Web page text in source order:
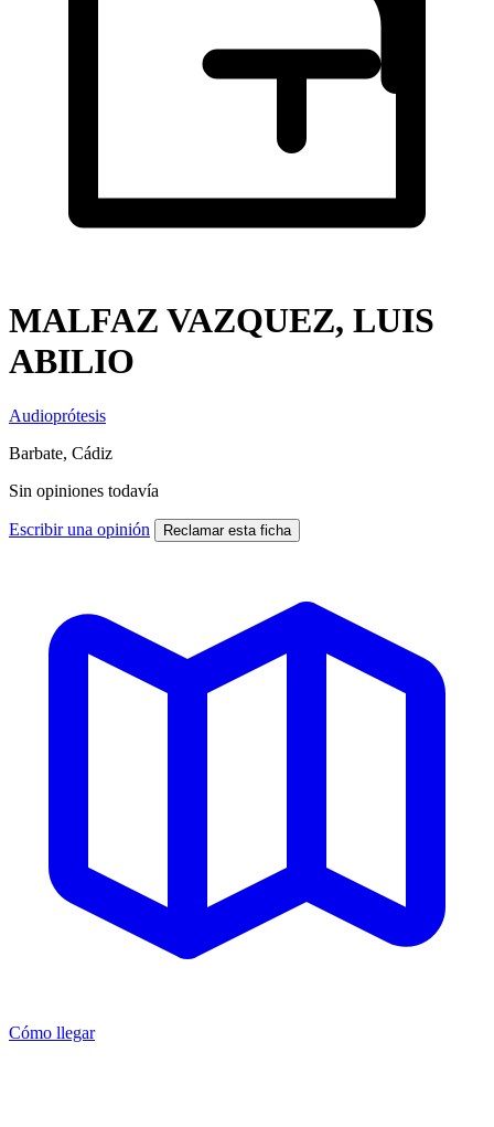
MALFAZ VAZQUEZ, LUIS
ABILIO
Audioprótesis
Barbate, Cádiz
Sin opiniones todavía
Escribir una opinión Reclamar esta ficha
Cómo llegar